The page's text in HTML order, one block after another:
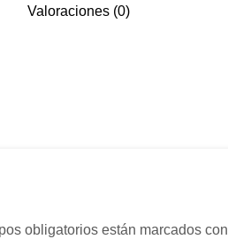
Valoraciones (0)
obligatorios están marcados con